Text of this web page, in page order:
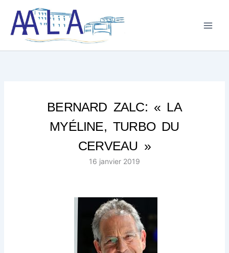
contenu
BERNARD ZALC: « LA
MYÉLINE, TURBO DU
CERVEAU »
16 janvier 2019